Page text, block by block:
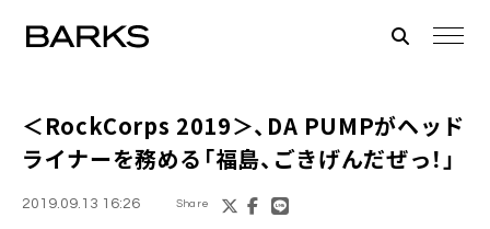
＜RockCorps 2019＞、DA PUMPがヘッド
ライナーを務める「福島、ごきげんだぜっ！」
2019.09.13 16:26 Share